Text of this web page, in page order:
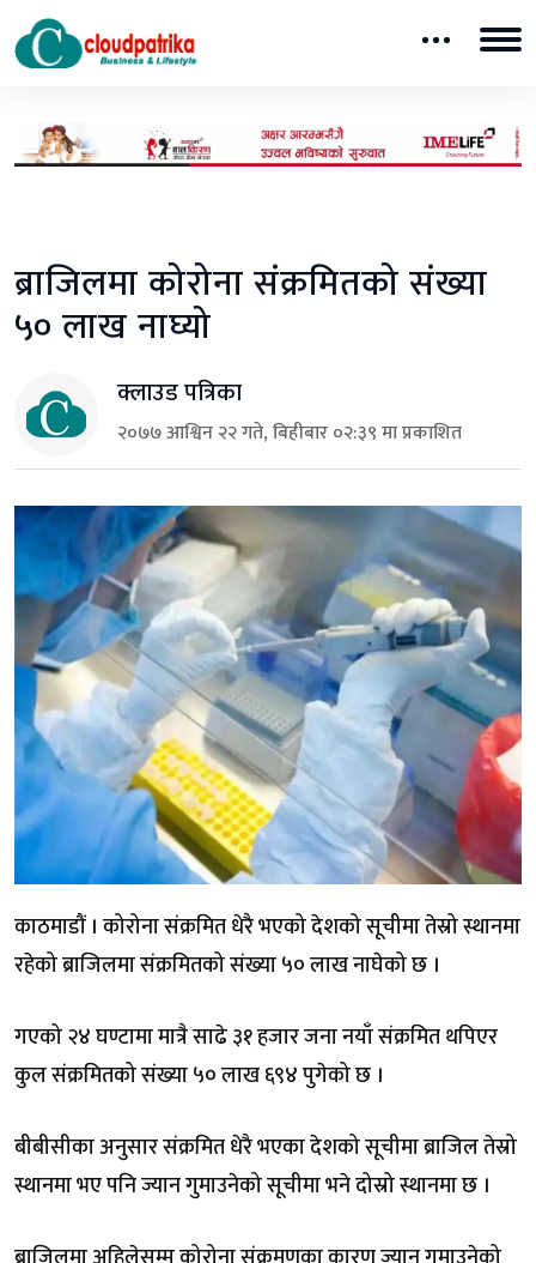
ब्राजिलमा कोरोना संक्रमितको संख्या
५० लाख नाघ्यो
क्लाउड पत्रिका
२०७७ आश्विन २२ गते, बिहीबार ०२:३९ मा प्रकाशित
काठमाडौं । कोरोना संक्रमित धेरै भएको देशको सूचीमा तेस्रो स्थानमा
रहेको ब्राजिलमा संक्रमितको संख्या ५० लाख नाघेको छ ।
गएको २४ घण्टामा मात्रै साढे ३१ हजार जना नयाँ संक्रमित थपिएर
कुल संक्रमितको संख्या ५० लाख ६९४ पुगेको छ ।
बीबीसीका अनुसार संक्रमित धेरै भएका देशको सूचीमा ब्राजिल तेस्रो
स्थानमा भए पनि ज्यान गुमाउनेको सूचीमा भने दोस्रो स्थानमा छ ।